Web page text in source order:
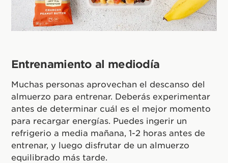
Entrenamiento al mediodía
Muchas personas aprovechan el descanso del
almuerzo para entrenar. Deberás experimentar
antes de determinar cuál es el mejor momento
para recargar energías. Puedes ingerir un
refrigerio a media mañana, 1-2 horas antes de
entrenar, y luego disfrutar de un almuerzo
equilibrado más tarde.